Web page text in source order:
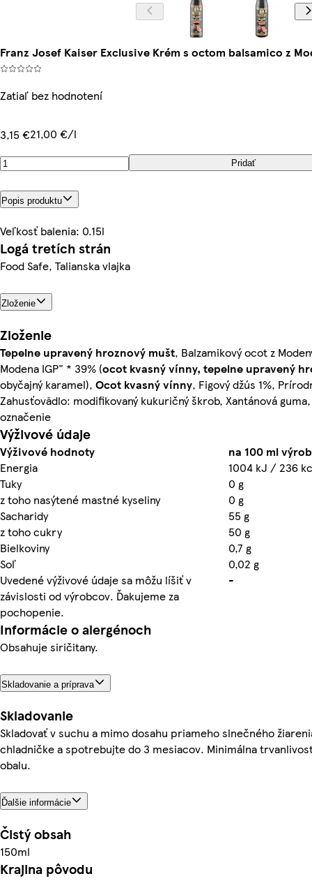
Franz Josef Kaiser Exclusive Krém s octom balsamico z
Zatiaľ bez hodnotení
3,15 €21,00 €/l
Pridať
Popis produktu
Veľkosť balenia: 0.15l
Logá tretích strán
Food Safe, Talianska vlajka
Zloženie
Zloženie
Tepelne upravený hroznový mušt, Balzamikový ocot z
Modena IGP" * 39% (ocot kvasný vínny, tepelne upravený
obyčajný karamel), Ocot kvasný vínny, Figový džús 1%,
Zahusťovādlo: modifikovaný kukuričný škrob, Xantánová
označenie
Výživové údaje
Výživové hodnoty
na 100 ml
Energia
1004 kJ / 236
Tuky
0 g
z toho nasýtené mastné kyseliny
0 g
Sacharidy
55 g
z toho cukry
50 g
Bielkoviny
0,7 g
Soľ
0,02 g
Uvedené výživové údaje sa môžu líšiť v
závislosti od výrobcov. Ďakujeme za
pochopenie.
-
Informácie o alergénoch
Obsahuje siričitany.
Skladovanie a príprava
Skladovanie
Skladovať v suchu a mimo dosahu priameho slnečného
chladničke a spotrebujte do 3 mesiacov. Minimálna
obalu.
Ďalšie informácie
Čistý obsah
150ml
Krajina pôvodu